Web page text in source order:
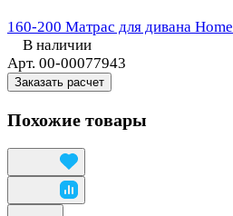
160-200 Матрас для дивана Home
В наличии
Арт. 00-00077943
Заказать расчет
Похожие товары